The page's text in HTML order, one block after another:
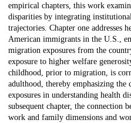
empirical chapters, this work
disparities by integrating
trajectories. Chapter one addresses
American immigrants in the U.S.,
migration exposures from the
exposure to higher welfare
childhood, prior to migration, is
adulthood, thereby emphasizing
exposures in understanding health
subsequent chapter, the connection
work and family dimensions and